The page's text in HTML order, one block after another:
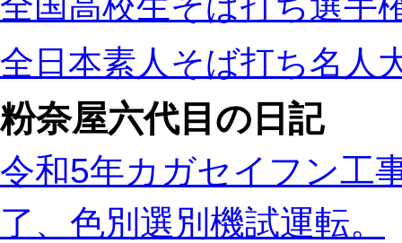
全日本素人そば打ち名人
粉奈屋六代目の日記
令和5年カガセイフン工
了、色別選別機試運転。